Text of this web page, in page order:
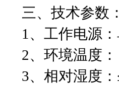
三、技术参数
1、工作电源
2、环境温度
3、相对湿度